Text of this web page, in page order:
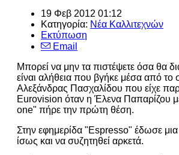
19 Φεβ 2012 01:12
Κατηγορία: Νέα Καλλιτεχνών
Εκτύπωση
Email
Μπορεί να μην τα πιστέψετε όσα θα
είναι αλήθεια που βγήκε μέσα από το
Αλεξάνδρας Πασχαλίδου που είχε
Eurovision όταν η Έλενα Παπαρίζου
one" πήρε την πρώτη θέση.
Στην εφημερίδα "Espresso" έδωσε
ίσως και να συζητηθεί αρκετά.